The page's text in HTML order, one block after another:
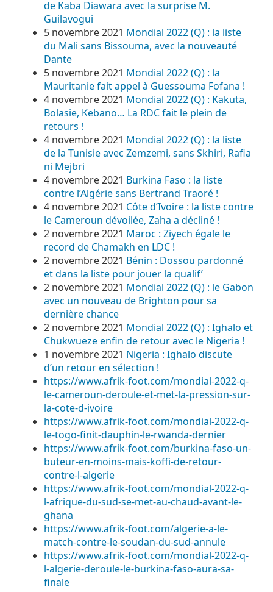
de Kaba Diawara avec la surprise M.
Guilavogui
5 novembre 2021 Mondial 2022 (Q) : la liste
du Mali sans Bissouma, avec la nouveauté
Dante
5 novembre 2021 Mondial 2022 (Q) : la
Mauritanie fait appel à Guessouma Fofana !
4 novembre 2021 Mondial 2022 (Q) : Kakuta,
Bolasie, Kebano… La RDC fait le plein de
retours !
4 novembre 2021 Mondial 2022 (Q) : la liste
de la Tunisie avec Zemzemi, sans Skhiri, Rafia
ni Mejbri
4 novembre 2021 Burkina Faso : la liste
contre l’Algérie sans Bertrand Traoré !
4 novembre 2021 Côte d’Ivoire : la liste contre
le Cameroun dévoilée, Zaha a décliné !
2 novembre 2021 Maroc : Ziyech égale le
record de Chamakh en LDC !
2 novembre 2021 Bénin : Dossou pardonné
et dans la liste pour jouer la qualif’
2 novembre 2021 Mondial 2022 (Q) : le Gabon
avec un nouveau de Brighton pour sa
dernière chance
2 novembre 2021 Mondial 2022 (Q) : Ighalo et
Chukwueze enfin de retour avec le Nigeria !
1 novembre 2021 Nigeria : Ighalo discute
d’un retour en sélection !
https://www.afrik-foot.com/mondial-2022-q-
le-cameroun-deroule-et-met-la-pression-sur-
la-cote-d-ivoire
https://www.afrik-foot.com/mondial-2022-q-
le-togo-finit-dauphin-le-rwanda-dernier
https://www.afrik-foot.com/burkina-faso-un-
buteur-en-moins-mais-koffi-de-retour-
contre-l-algerie
https://www.afrik-foot.com/mondial-2022-q-
l-afrique-du-sud-se-met-au-chaud-avant-le-
ghana
https://www.afrik-foot.com/algerie-a-le-
match-contre-le-soudan-du-sud-annule
https://www.afrik-foot.com/mondial-2022-q-
l-algerie-deroule-le-burkina-faso-aura-sa-
finale